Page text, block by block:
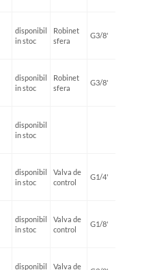
disponibil
in stoc
Robinet
sfera
G3/8'
disponibil
in stoc
Robinet
sfera
G3/8'
disponibil
in stoc
disponibil
in stoc
Valva de
control
G1/4'
disponibil
in stoc
Valva de
control
G1/8'
disponibil
Valva de